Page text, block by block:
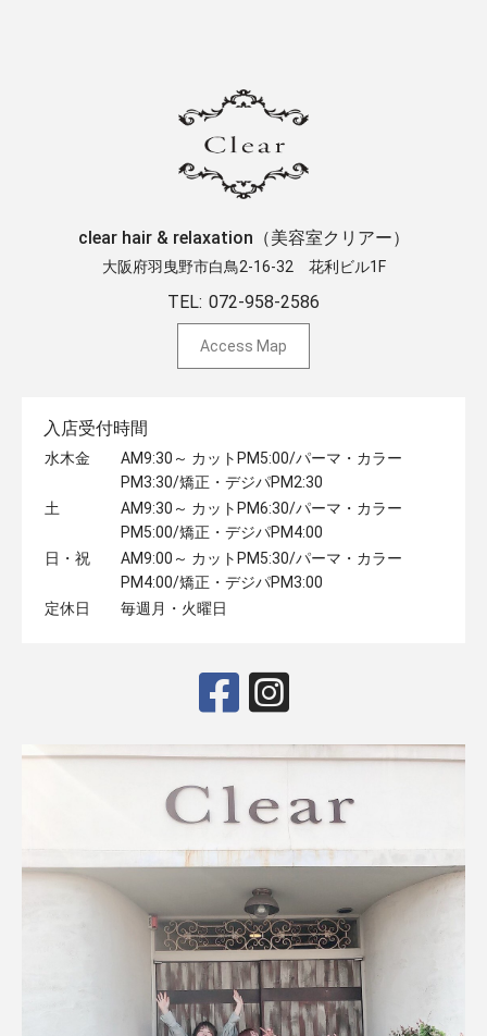
clear hair & relaxation（美容室クリアー）
大阪府羽曳野市白鳥2-16-32 ​花利ビル1F
TEL: 072-958-2586
Access Map
入店受付時間
水木金
AM9:30～ カットPM5:00/パーマ・カラー
PM3:30/矯正・デジパPM2:30
土
AM9:30～ カットPM6:30/パーマ・カラー
PM5:00/矯正・デジパPM4:00
日・祝
AM9:00～ カットPM5:30/パーマ・カラー
PM4:00/矯正・デジパPM3:00
定休日
毎週月・火曜日